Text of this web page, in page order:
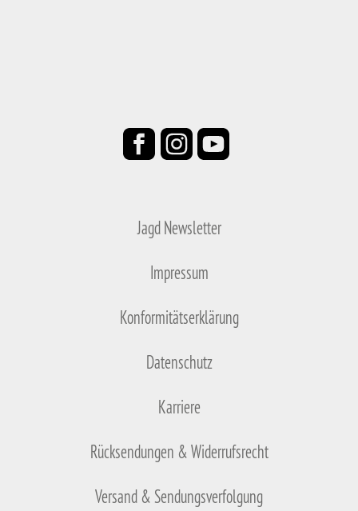
Jagd Newsletter
Impressum
Konformitätserklärung
Datenschutz
Karriere
Rücksendungen & Widerrufsrecht
Versand & Sendungsverfolgung